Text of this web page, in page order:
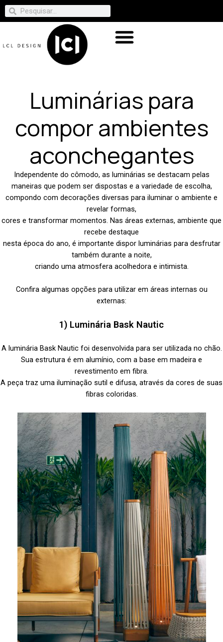
Luminárias para
compor ambientes
aconchegantes
Independente do cômodo, as luminárias se destacam pelas
maneiras que podem ser dispostas e a variedade de escolha,
compondo com decorações diversas para iluminar o ambiente e
revelar formas,
cores e transformar momentos. Nas áreas externas, ambiente que
recebe destaque
nesta época do ano, é importante dispor luminárias para desfrutar
também durante a noite,
criando uma atmosfera acolhedora e intimista.
Confira algumas opções para utilizar em áreas internas ou
externas:
1) Luminária Bask Nautic
A luminária Bask Nautic foi desenvolvida para ser utilizada no chão.
Sua estrutura é em alumínio, com a base em madeira e
revestimento em fibra.
A peça traz uma iluminação sutil e difusa, através da cores de suas
fibras coloridas.